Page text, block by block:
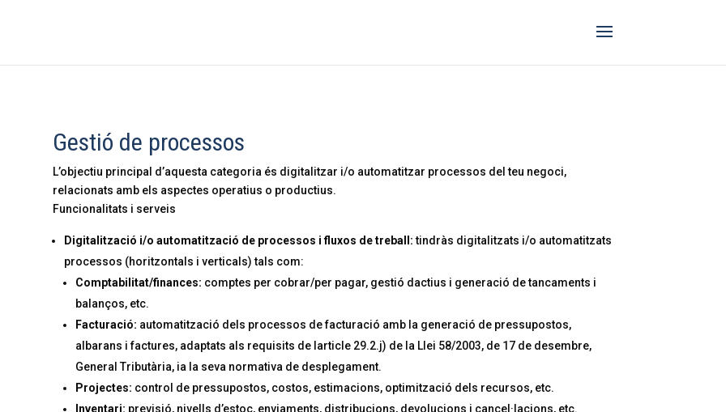
Gestió de processos
L’objectiu principal d’aquesta categoria és digitalitzar i/o automatitzar processos del teu negoci,
relacionats amb els aspectes operatius o productius.
Funcionalitats i serveis
Digitalització i/o automatització de processos i fluxos de treball:tindràs digitalitzats i/o automatitzats
processos (horitzontals i verticals) tals com:
Comptabilitat/finances: comptes per cobrar/per pagar, gestió dactius i generació de tancaments i
balanços, etc.
Facturació: automatització dels processos de facturació amb la generació de pressupostos,
albarans i factures, adaptats als requisits de larticle 29.2.j) de la Llei 58/2003, de 17 de desembre,
General Tributària, ia la seva normativa de desplegament.
Projectes: control de pressupostos, costos, estimacions, optimització dels recursos, etc.
Inventari: previsió, nivells d’estoc, enviaments, distribucions, devolucions i cancel·lacions, etc.